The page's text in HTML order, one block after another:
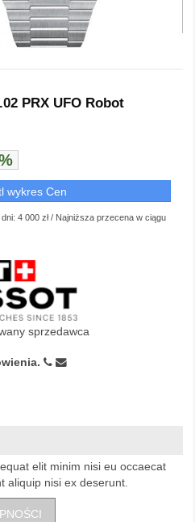
PRX UFO Robot
wykres Cen
4 000 zł/ Najniższa przecena w ciągu
sprzedawca
elit minim nisi eu occaecat
aliquip nisi ex deserunt.